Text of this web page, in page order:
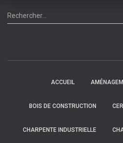
R
e
Rechercher…
ACCUEIL
BOIS DE CONSTRUCTION
CHARPENTE INDUSTRIELLE